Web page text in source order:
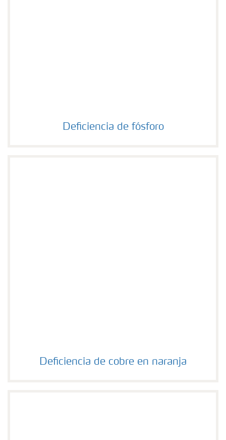
Deficiencia de fósforo
Deficiencia de fósforo
Deficiencia de cobre en naranja
Deficiencia de cobre en naranja